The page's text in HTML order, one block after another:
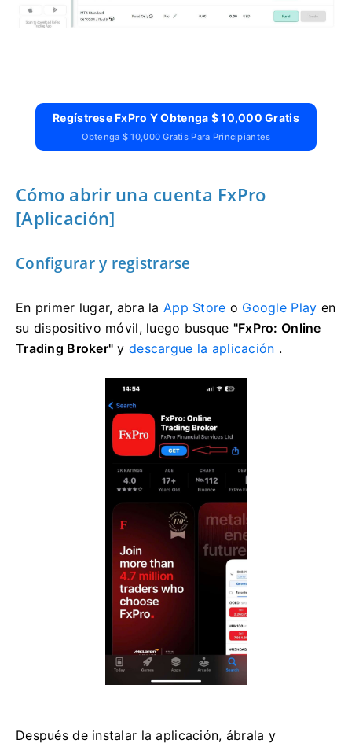
Regístrese FxPro Y Obtenga $ 10,000 Gratis
Obtenga $ 10,000 Gratis Para Principiantes
Cómo abrir una cuenta FxPro
[Aplicación]
Configurar y registrarse
En primer lugar, abra la App Store o Google Play en
su dispositivo móvil, luego busque "FxPro: Online
Trading Broker" ydescargue la aplicación .
Después de instalar la aplicación, ábrala y